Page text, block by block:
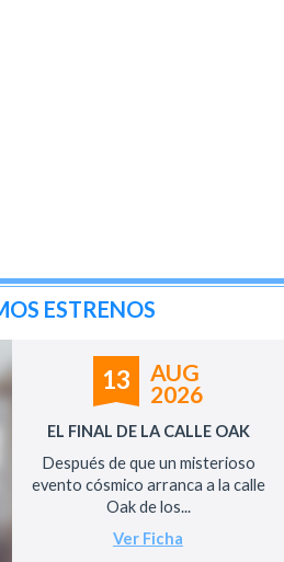
ESTRENOS
13
AUG
2026
EL FINAL DE LA CALLE OAK
Después de que un misterioso
evento cósmico arranca a la calle
Oak de los...
Ver Ficha